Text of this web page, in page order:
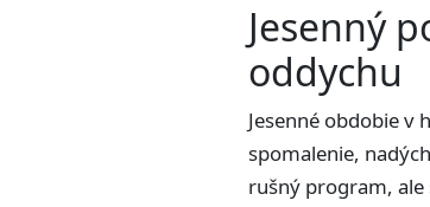
Jesenný
oddychu
Jesenné obdobie v
spomalenie,
rušný program,